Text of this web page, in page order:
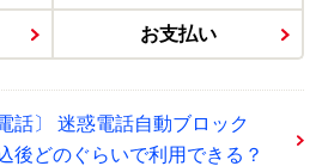
お支払い
話〕 迷惑電話自動ブロック
どのぐらいで利用できる？